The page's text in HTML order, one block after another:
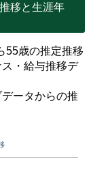
移と生涯年
55歳の推定推移
・給与推移デ
ータからの推